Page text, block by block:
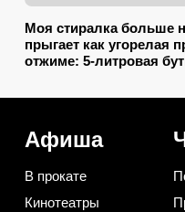
Моя стиралка больше
прыгает как угорелая
отжиме: 5-литровая
Афиша
В прокате
Кинотеатры